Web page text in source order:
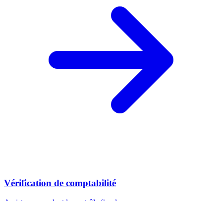
Vérification de comptabilité